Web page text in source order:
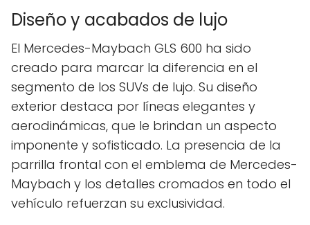
Diseño y acabados de lujo
El Mercedes-Maybach GLS 600 ha sido
creado para marcar la diferencia en el
segmento de los SUVs de lujo. Su diseño
exterior destaca por líneas elegantes y
aerodinámicas, que le brindan un aspecto
imponente y sofisticado. La presencia de la
parrilla frontal con el emblema de Mercedes-
Maybach y los detalles cromados en todo el
vehículo refuerzan su exclusividad.